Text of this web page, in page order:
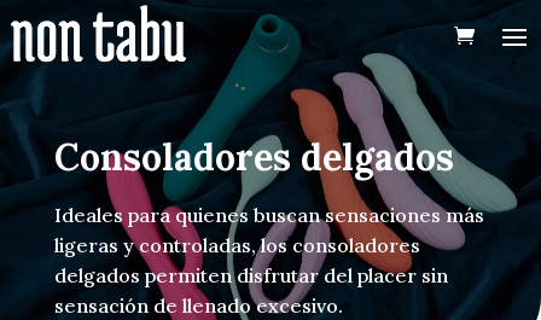
Consoladores delgados
Ideales para quienes buscan sensaciones más
ligeras y controladas, los consoladores
delgados permiten disfrutar del placer sin
sensación de llenado excesivo.